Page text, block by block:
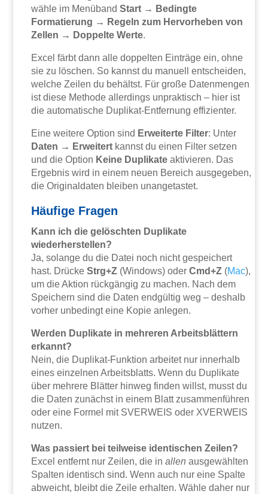
wähle im MenübandStart → Bedingte
Formatierung → Regeln zum Hervorheben von
Zellen → Doppelte Werte.
Excel färbt dann alle doppelten Einträge ein, ohne
sie zu löschen. So kannst du manuell entscheiden,
welche Zeilen du behältst. Für große Datenmengen
ist diese Methode allerdings unpraktisch – hier ist
die automatische Duplikat-Entfernung effizienter.
Eine weitere Option sind Erweiterte Filter: Unter
Daten → Erweitert kannst du einen Filter setzen
und die Option Keine Duplikate aktivieren. Das
Ergebnis wird in einem neuen Bereich ausgegeben,
die Originaldaten bleiben unangetastet.
Häufige Fragen
Kann ich die gelöschten Duplikate
wiederherstellen?
Ja, solange du die Datei noch nicht gespeichert
hast. DrückeStrg+Z (Windows) oderCmd+Z (Mac),
um die Aktion rückgängig zu machen. Nach dem
Speichern sind die Daten endgültig weg – deshalb
vorher unbedingt eine Kopie anlegen.
Werden Duplikate in mehreren Arbeitsblättern
erkannt?
Nein, die Duplikat-Funktion arbeitet nur innerhalb
eines einzelnen Arbeitsblatts. Wenn du Duplikate
über mehrere Blätter hinweg finden willst, musst du
die Daten zunächst in einem Blatt zusammenführen
oder eine Formel mit SVERWEIS oder XVERWEIS
nutzen.
Was passiert bei teilweise identischen Zeilen?
Excel entfernt nur Zeilen, die inallen ausgewählten
Spalten identisch sind. Wenn auch nur eine Spalte
abweicht, bleibt die Zeile erhalten. Wähle daher nur